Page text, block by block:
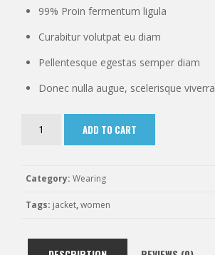
99% Proin fermentum ligula
Curabitur volutpat eu diam
Pellentesque egestas semper diam
Donec nulla augue, scelerisque viverra
quantity
ADD TO CART
Category: Wearing
Tags: jacket,women